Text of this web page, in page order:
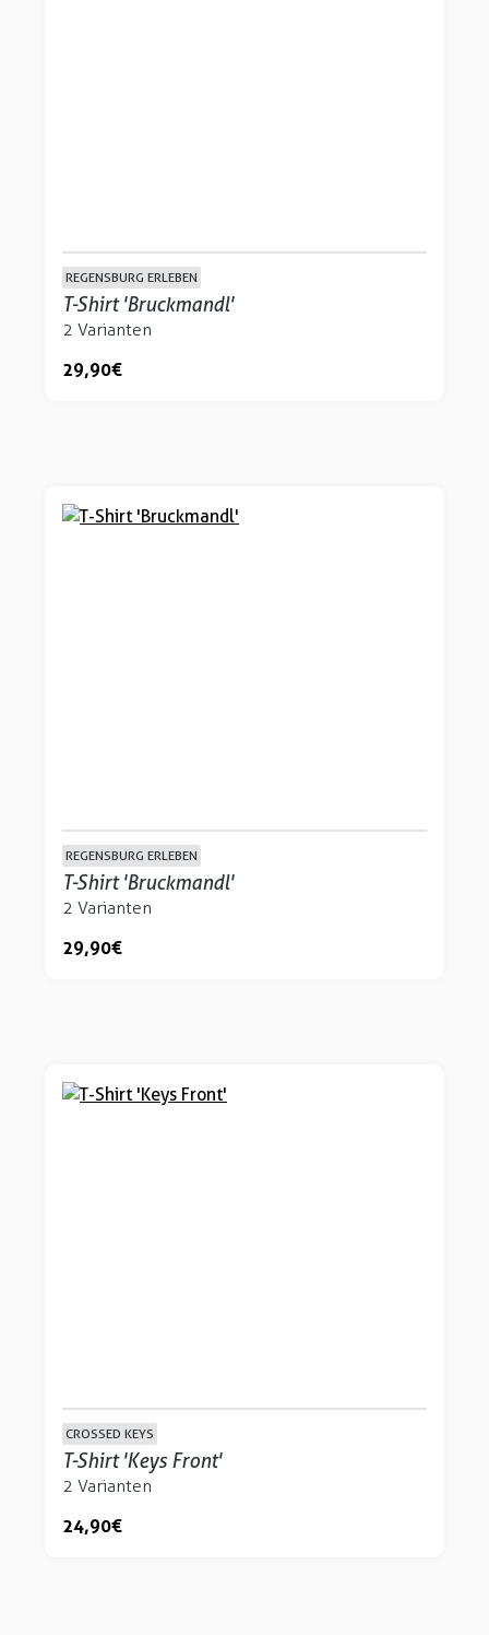
REGENSBURG ERLEBEN
T-Shirt 'Bruckmandl'
2 Varianten
29,90 €
REGENSBURG ERLEBEN
T-Shirt 'Bruckmandl'
2 Varianten
29,90 €
CROSSED KEYS
T-Shirt 'Keys Front'
2 Varianten
24,90 €